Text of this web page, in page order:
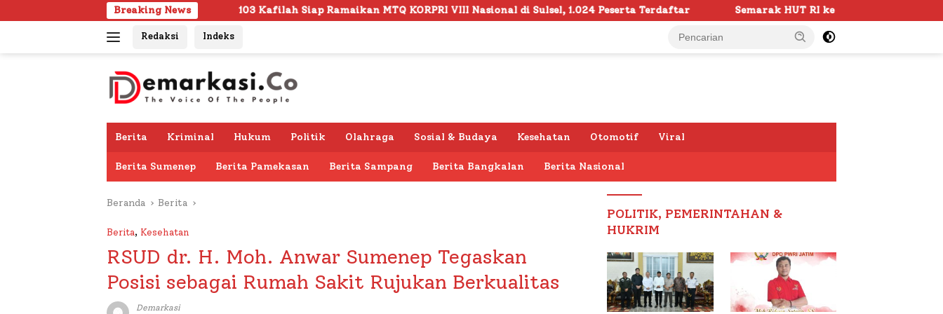
ke
Breaking News
103 Kafilah Siap Ramaikan MTQ KORPRI VIII Nasional di Sulsel, 1.024 Peserta Terdaftar Semarak HUT RI ke -81 di Sumenep Dimulai, Bupati Fauzi Awali
Redaksi Indeks
Berita Kriminal Hukum Politik Olahraga Sosial & Budaya Kesehatan Otomotif Viral
Berita Sumenep Berita Pamekasan Berita Sampang Berita Bangkalan Berita Nasional
Beranda Berita
Berita, Kesehatan
RSUD dr. H. Moh. Anwar Sumenep Tegaskan
Posisi sebagai Rumah Sakit Rujukan Berkualitas
Demarkasi
POLITIK, PEMERINTAHAN &
HUKRIM